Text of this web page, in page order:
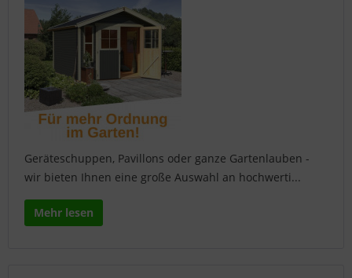
Geräteschuppen, Pavillons oder ganze Gartenlauben -
wir bieten Ihnen eine große Auswahl an hochwerti...
Mehr lesen